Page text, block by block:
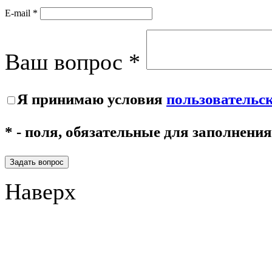
E-mail *
Ваш вопрос *
Я принимаю условия
* - поля, обязательные для заполнения
Задать вопрос
Наверх